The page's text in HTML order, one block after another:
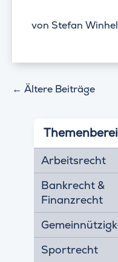
von Stefan
← Ältere Beiträge
Arbeitsrecht
Bankrecht &
Finanzrecht
Sportrecht